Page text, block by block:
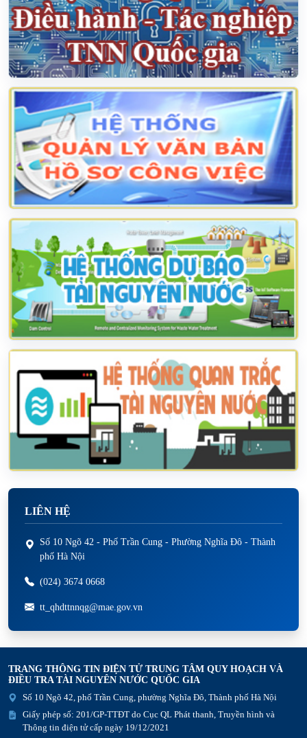
LIÊN HỆ
Số 10 Ngõ 42 - Phố Trần Cung - Phường Nghĩa Đô - Thành
phố Hà Nội
(024) 3674 0668
tt_qhdttnnqg@mae.gov.vn
TRANG THÔNG TIN ĐIỆN TỬ TRUNG TÂM QUY HOẠCH VÀ
ĐIỀU TRA TÀI NGUYÊN NƯỚC QUỐC GIA
Số 10 Ngõ 42, phố Trần Cung, phường Nghĩa Đô, Thành phố Hà Nội
Giấy phép số: 201/GP-TTĐT do Cục QL Phát thanh, Truyền hình và
Thông tin điện tử cấp ngày 19/12/2021